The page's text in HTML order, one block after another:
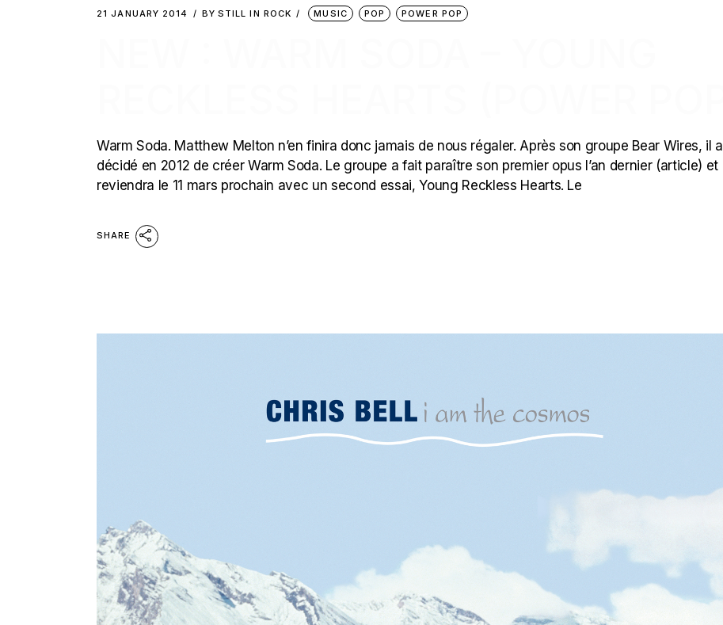
21 JANUARY 2014 BY STILL IN ROCK MUSIC POP POWER POP
Warm Soda. Matthew Melton n’en finira donc jamais de nous régaler. Après son groupe Bear Wires, il a
décidé en 2012 de créer Warm Soda. Le groupe a fait paraître son premier opus l’an dernier (article) et
reviendra le 11 mars prochain avec un second essai, Young Reckless Hearts. Le
SHARE